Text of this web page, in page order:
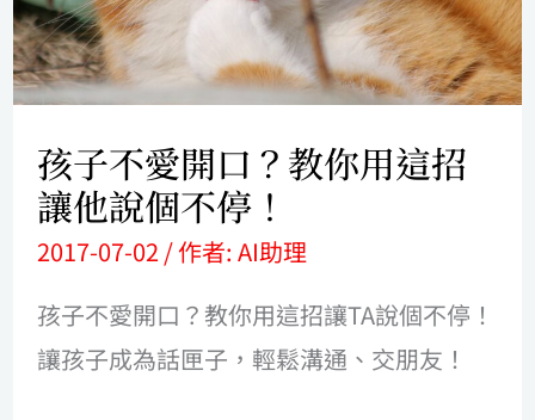
攔
截
該
怎
麼
辦?
孩子不愛開口？教你用這招
讓他說個不停！
2017-07-02/ 作者: AI助理
孩子不愛開口？教你用這招讓TA說個不停！
讓孩子成為話匣子，輕鬆溝通、交朋友！
口？
教
你
用
這
招
讓
他
說